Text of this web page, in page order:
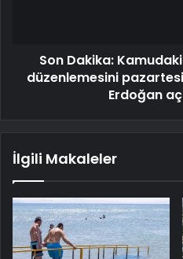
Son Dakika:
düzenlemesini
Erdoğan
İlgili Makaleler